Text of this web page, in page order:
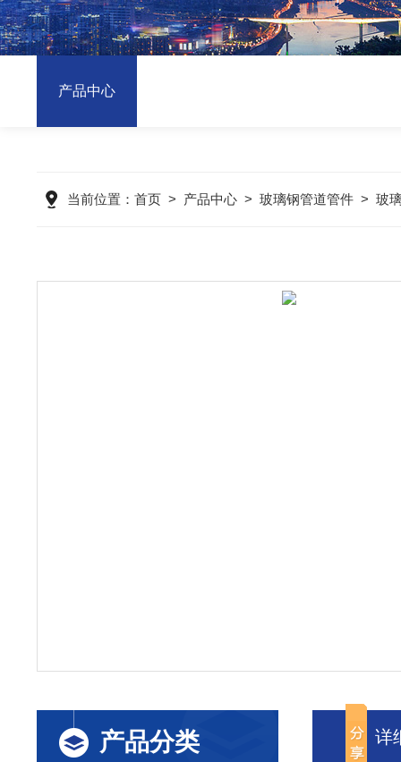
产品中心
当前位置： 首页> 产品中心> 玻璃钢管道管件> 玻
产品分类 详